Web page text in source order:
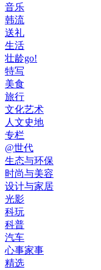
音乐
韩流
送礼
生活
壮龄go!
特写
美食
旅行
文化艺术
人文史地
专栏
@世代
生态与环保
时尚与美容
设计与家居
光影
科玩
科普
汽车
心事家事
精选